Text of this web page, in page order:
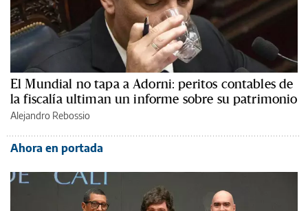
El Mundial no tapa a Adorni: peritos contables de
la fiscalía ultiman un informe sobre su patrimonio
Alejandro Rebossio
Ahora en portada